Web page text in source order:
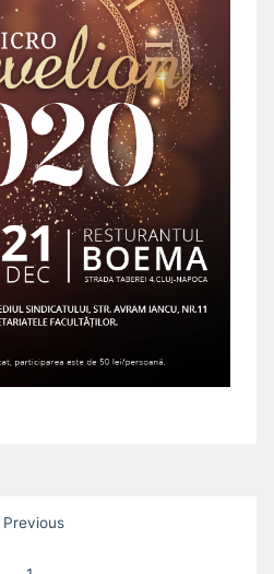
Previous